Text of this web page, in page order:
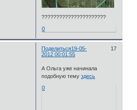
??????????????????????
0
Поделиться 17
19-05-
2012 00:01:55
А Ольга уже начинала
подобную темуздесь
0